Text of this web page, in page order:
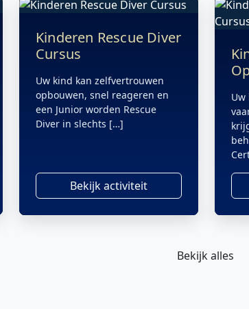
Kinderen Rescue Diver
Cursus
Uw kind kan zelfvertrouwen
opbouwen, snel reageren en
een Junior worden Rescue
Diver in slechts […]
Bekijk activiteit
Bekijk alles